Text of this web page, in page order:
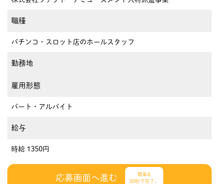
職種
パチンコ・スロット店のホールスタッフ
勤務地
雇用形態
パート・アルバイト
給与
時給 1350円
応募画面へ進む
簡単&
30秒で完了♩